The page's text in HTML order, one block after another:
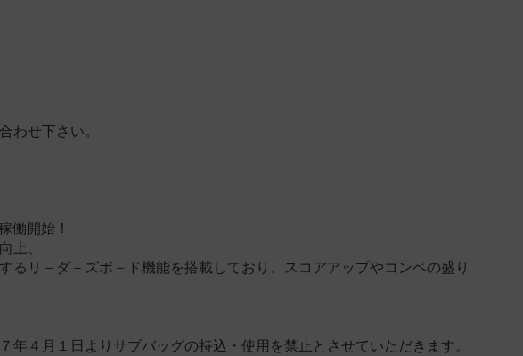
わせ下さい。
働開始！
上、
るリ－ダ－ズボ－ド機能を搭載しており、スコアアップやコンペの盛り
４月１日よりサブバッグの持込・使用を禁止とさせていただきます。